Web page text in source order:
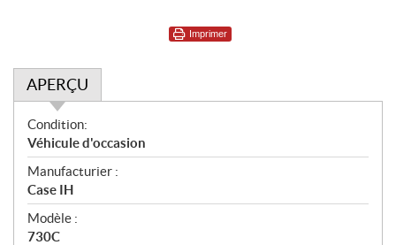
Imprimer
APERÇU
A
p
e
r
ç
u
Condition:
Véhicule d'occasion
Manufacturier :
Case IH
Modèle :
730C